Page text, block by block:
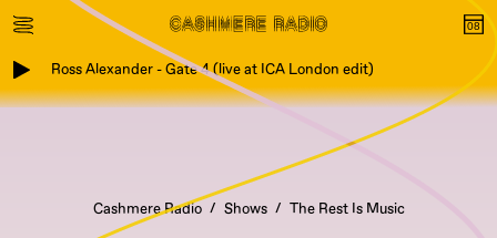
Ross Alexander - Gate 4 (live at ICA London edit)
Cashmere Radio Shows The Rest Is Music